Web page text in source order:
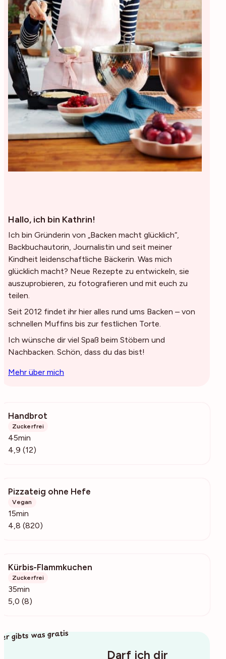
Hallo, ich bin Kathrin!
Ich bin Gründerin von „Backen macht glücklich“,
Backbuchautorin, Journalistin und seit meiner
Kindheit leidenschaftliche Bäckerin. Was mich
glücklich macht? Neue Rezepte zu entwickeln, sie
auszuprobieren, zu fotografieren und mit euch zu
teilen.
Seit 2012 findet ihr hier alles rund ums Backen – von
schnellen Muffins bis zur festlichen Torte.
Ich wünsche dir viel Spaß beim Stöbern und
Nachbacken. Schön, dass du das bist!
Mehr über mich
Handbrot
Zuckerfrei
45min
4,9 (12)
Pizzateig ohne Hefe
Vegan
15min
4,8 (820)
Kürbis-Flammkuchen
Zuckerfrei
35min
5,0 (8)
Darf ich dir
gibts was gratis